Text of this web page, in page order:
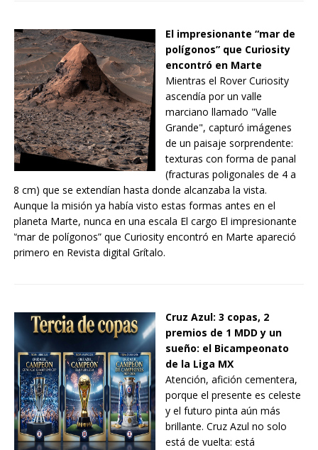
El impresionante “mar de
polígonos” que Curiosity
encontró en Marte
Mientras el Rover Curiosity
ascendía por un valle
marciano llamado "Valle
Grande", capturó imágenes
de un paisaje sorprendente:
texturas con forma de panal
(fracturas poligonales de 4 a
8 cm) que se extendían hasta donde alcanzaba la vista.
Aunque la misión ya había visto estas formas antes en el
planeta Marte, nunca en una escala El cargo El impresionante
“mar de polígonos” que Curiosity encontró en Marte apareció
primero en Revista digital Grítalo.
Cruz Azul: 3 copas, 2
premios de 1 MDD y un
sueño: el Bicampeonato
de la Liga MX
Atención, afición cementera,
porque el presente es celeste
y el futuro pinta aún más
brillante. Cruz Azul no solo
está de vuelta: está